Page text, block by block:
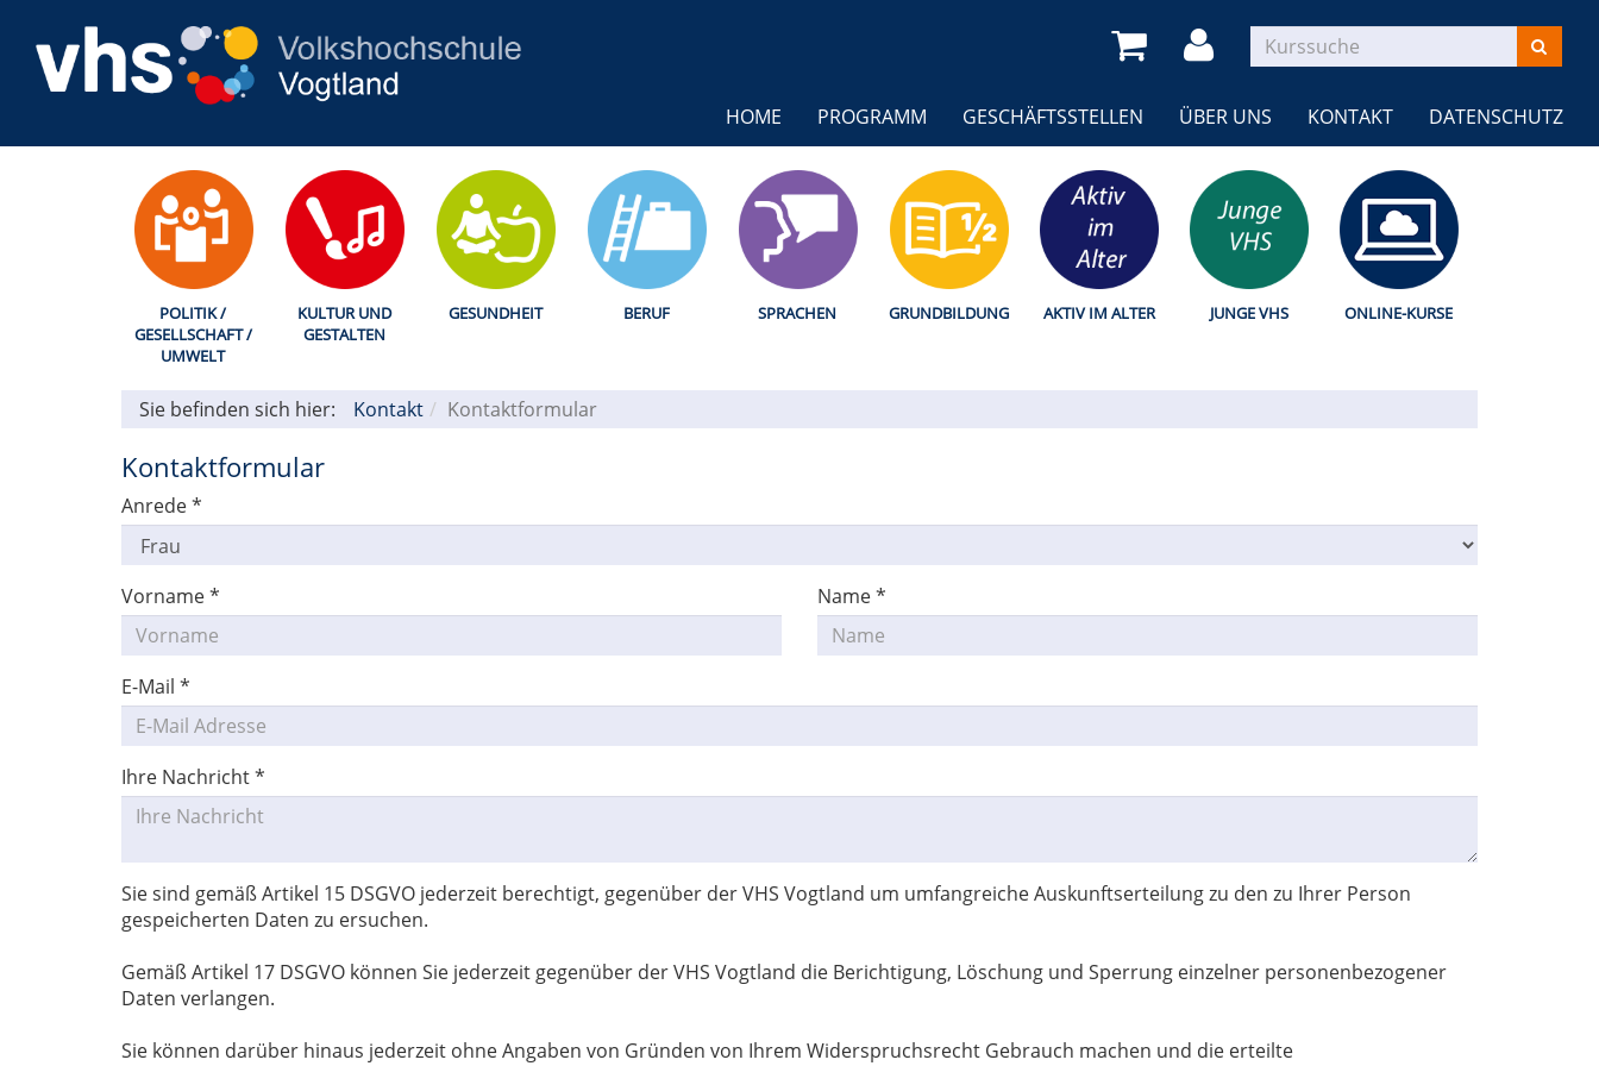
HOME PROGRAMM GESCHÄFTSSTELLEN ÜBER UNS KONTAKT DATENSCHUTZ
POLITIK /
GESELLSCHAFT /
UMWELT
KULTUR UND
GESTALTEN
GESUNDHEIT BERUF SPRACHEN GRUNDBILDUNG AKTIV IM ALTER JUNGE VHS ONLINE-KURSE
Sie befinden sich hier: Kontakt Kontaktformular
Kontaktformular
Anrede*
Vorname* Name*
E-Mail *
Ihre Nachricht*
Sie sind gemäß Artikel 15 DSGVO jederzeit berechtigt, gegenüber der VHS Vogtland um umfangreiche Auskunftserteilung zu den zu Ihrer Person
gespeicherten Daten zu ersuchen.
Gemäß Artikel 17 DSGVO können Sie jederzeit gegenüber der VHS Vogtland die Berichtigung, Löschung und Sperrung einzelner personenbezogener
Daten verlangen.
Sie können darüber hinaus jederzeit ohne Angaben von Gründen von Ihrem Widerspruchsrecht Gebrauch machen und die erteilte